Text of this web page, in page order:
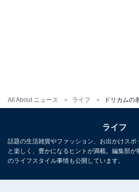
All About ニュース ライフ
ライフ
話題の生活雑貨やファッション、お出かけス
と楽しく、豊かになるヒントが満載。編集部
のライフスタイル事情も公開しています。